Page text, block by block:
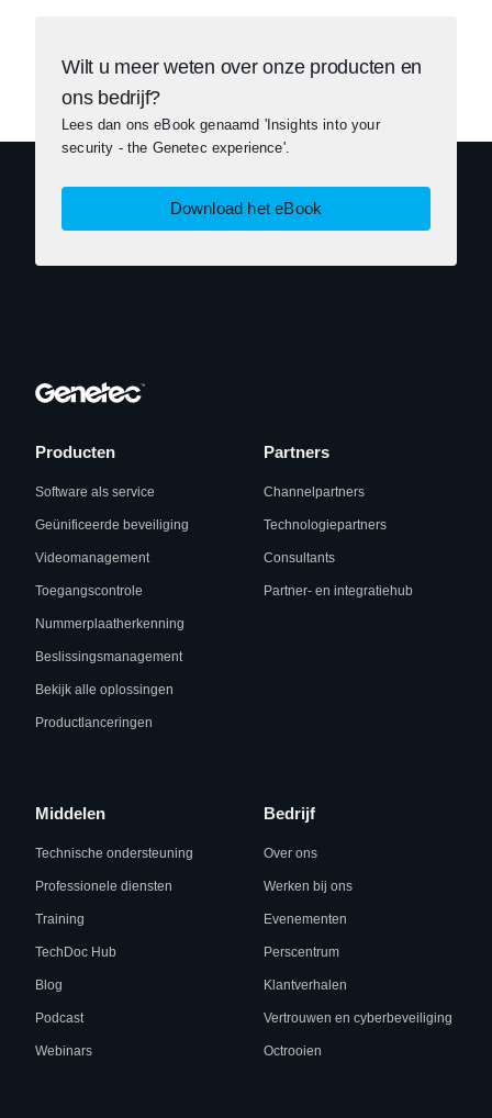
Wilt u meer weten over onze producten en
ons bedrijf?
Lees dan ons eBook genaamd 'Insights into your
security - the Genetec experience'.
Download het eBook
Producten
Software als service
Geünificeerde beveiliging
Videomanagement
Toegangscontrole
Nummerplaatherkenning
Beslissingsmanagement
Bekijk alle oplossingen
Productlanceringen
Partners
Channelpartners
Technologiepartners
Consultants
Partner- en integratiehub
Middelen
Technische ondersteuning
Professionele diensten
Training
TechDoc Hub
Blog
Podcast
Webinars
Bedrijf
Over ons
Werken bij ons
Evenementen
Perscentrum
Klantverhalen
Vertrouwen en cyberbeveiliging
Octrooien